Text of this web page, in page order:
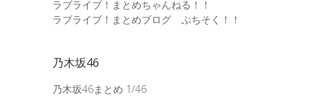
ラブライブ！まとめちゃんねる！！
ラブライブ！まとめブログ ぷちそく！！
乃木坂46
乃木坂46まとめ 1/46